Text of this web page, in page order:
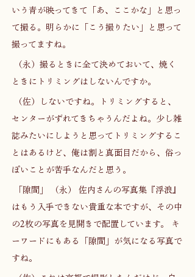
いう青が映ってきて「あ、ここかな」と思っ
て撮る。明らかに「こう撮りたい」と思って
撮ってますね。
ときにトリミングはしないんですか。
センターがずれてきちゃうんだよね。少し雑
誌みたいにしようと思ってトリミングするこ
とはあるけど、俺は割と真面目だから、俗っ
ぽいことが苦手なんだと思う。
はもう入手できない貴重な本ですが、その中
の2枚の写真を見開きで配置しています。 キ
ーワードにもある「隙間」が気になる写真で
すね。